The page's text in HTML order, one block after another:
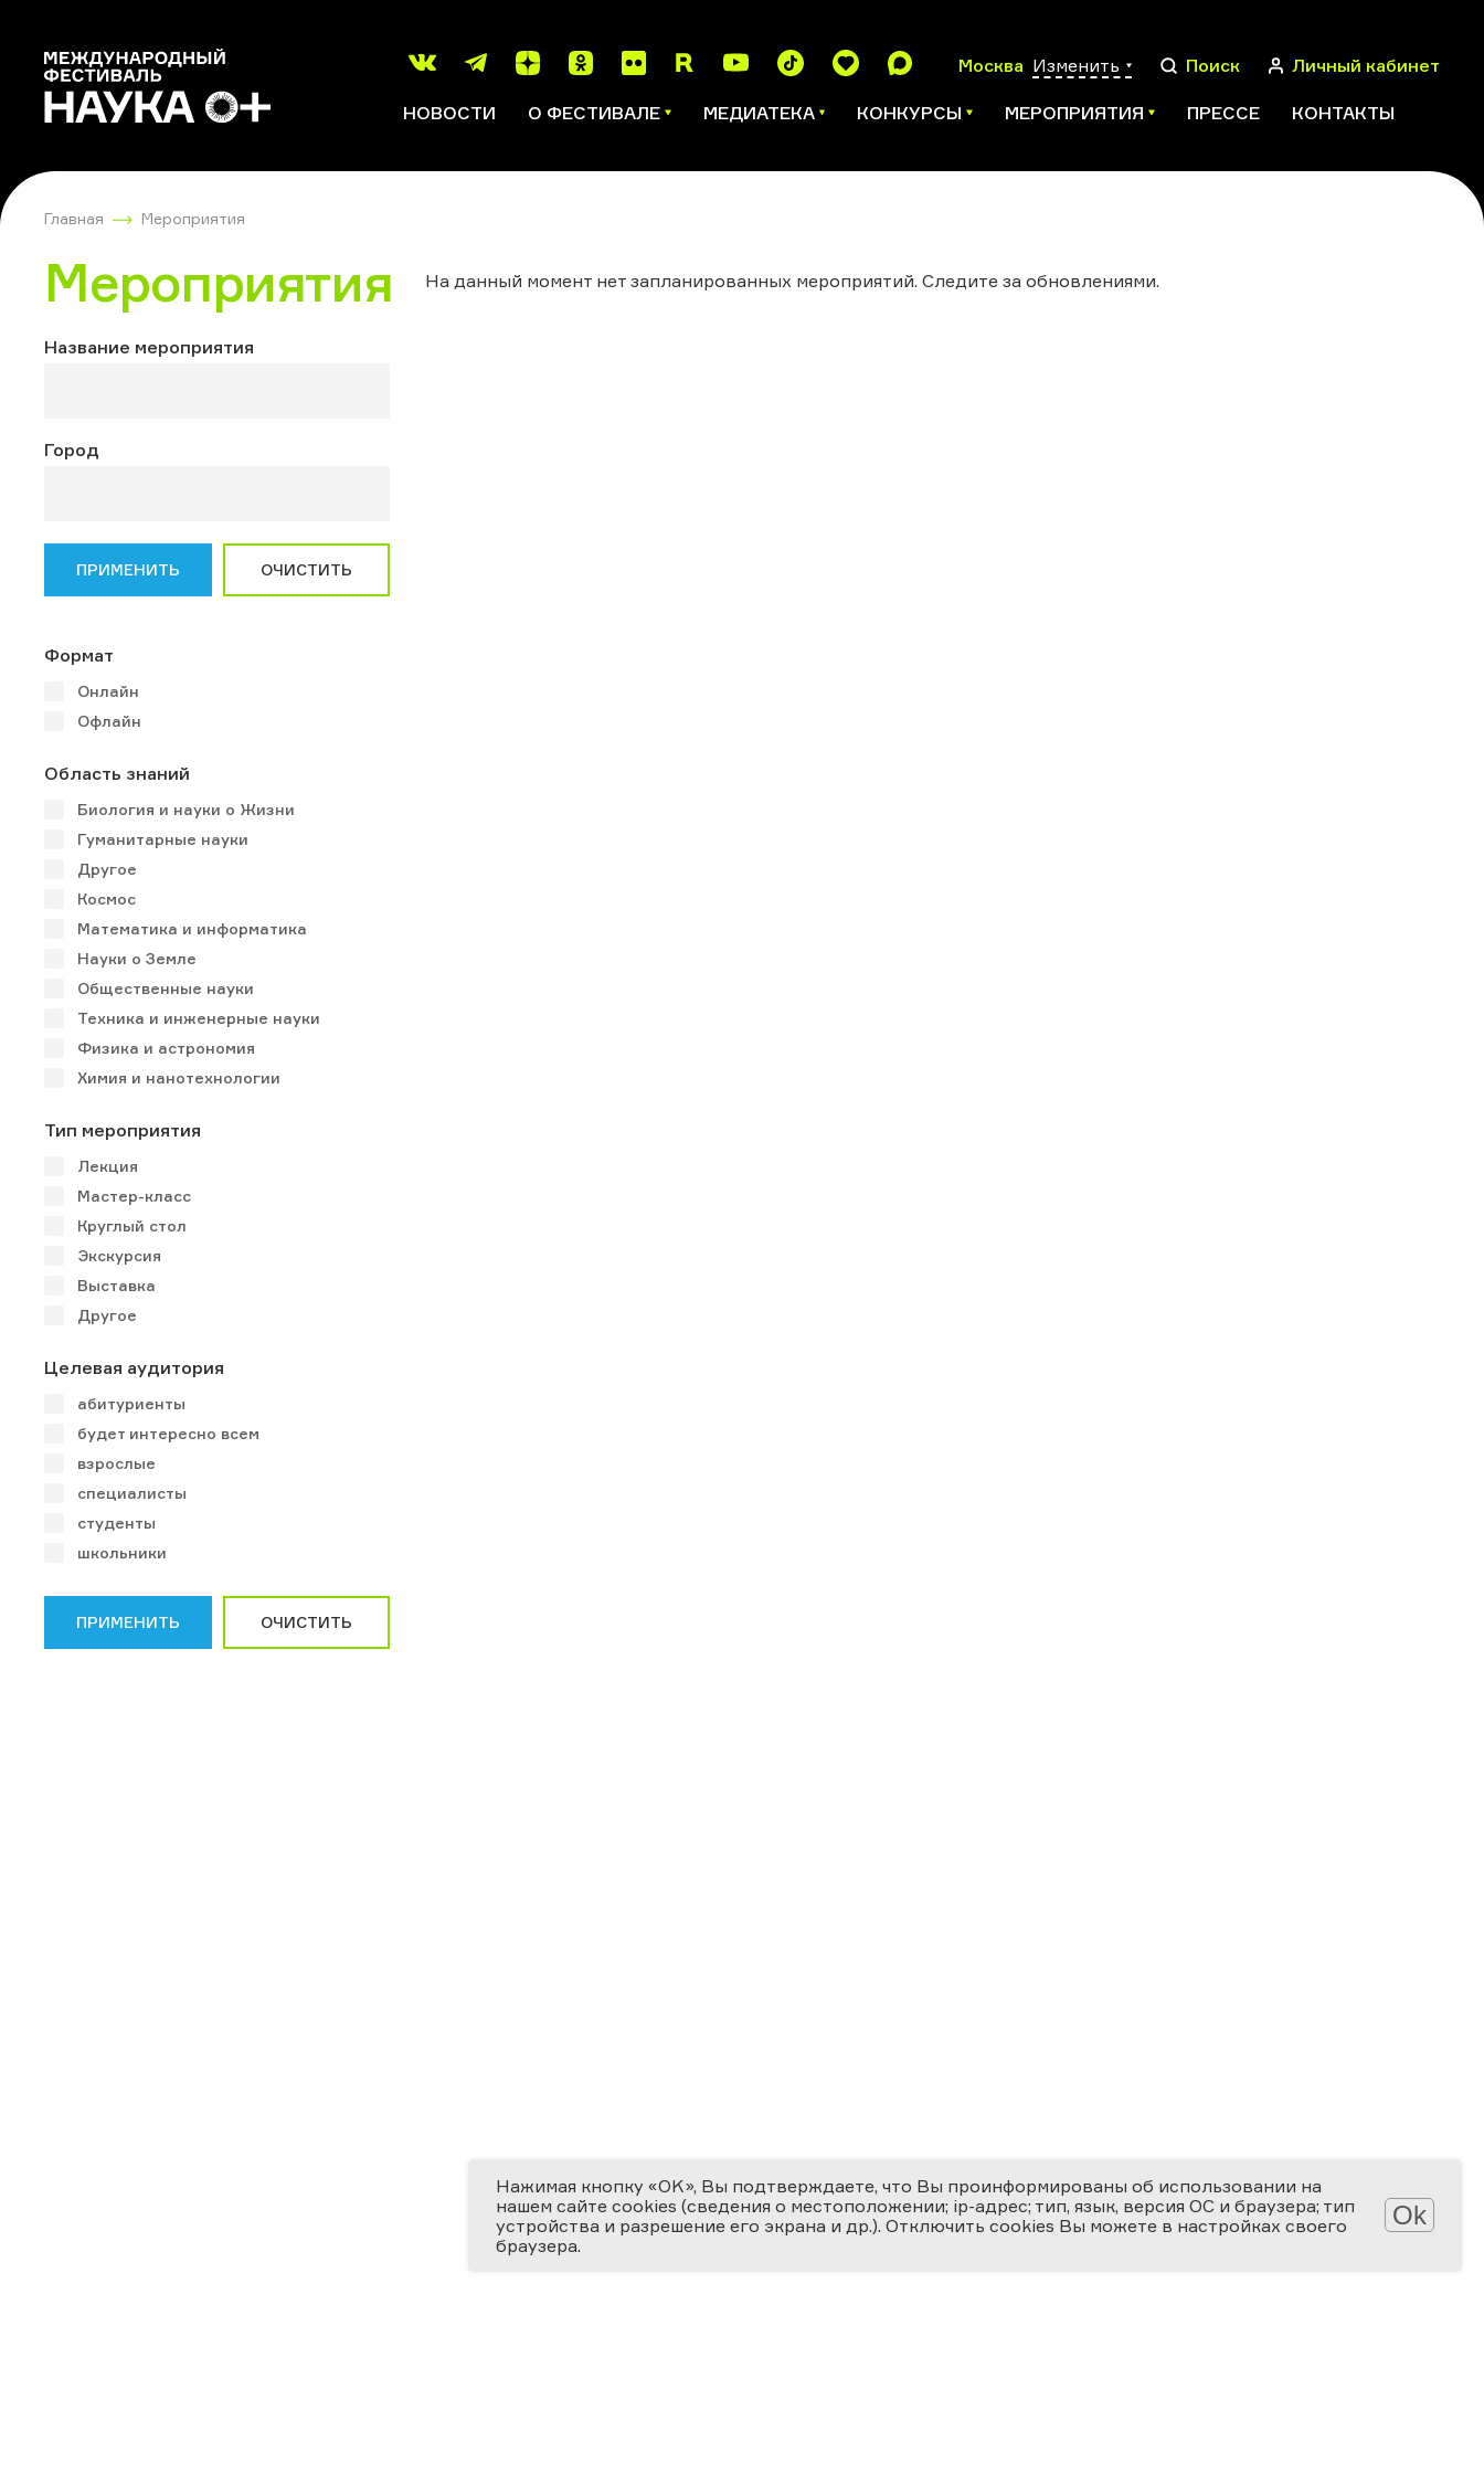
Москва Изменить Поиск Личный кабинет
НОВОСТИ О ФЕСТИВАЛЕ МЕДИАТЕКА КОНКУРСЫ МЕРОПРИЯТИЯ ПРЕССЕ КОНТАКТЫ
Главная Мероприятия
Мероприятия
Название мероприятия
Город
ПРИМЕНИТЬ ОЧИСТИТЬ
Формат
Онлайн
Офлайн
Область знаний
Биология и науки о Жизни
Гуманитарные науки
Другое
Космос
Математика и информатика
Науки о Земле
Общественные науки
Техника и инженерные науки
Физика и астрономия
Химия и нанотехнологии
Тип мероприятия
Лекция
Мастер-класс
Круглый стол
Экскурсия
Выставка
Другое
Целевая аудитория
абитуриенты
будет интересно всем
взрослые
специалисты
студенты
школьники
ПРИМЕНИТЬ ОЧИСТИТЬ
На данный момент нет запланированных мероприятий. Следите за обновлениями.
Нажимая кнопку «OK», Вы подтверждаете, что Вы проинформированы об использовании на
нашем сайте cookies (сведения о местоположении; ip-адрес; тип, язык, версия ОС и браузера; тип
устройства и разрешение его экрана и др.). Отключить cookies Вы можете в настройках своего
браузера.
Ok